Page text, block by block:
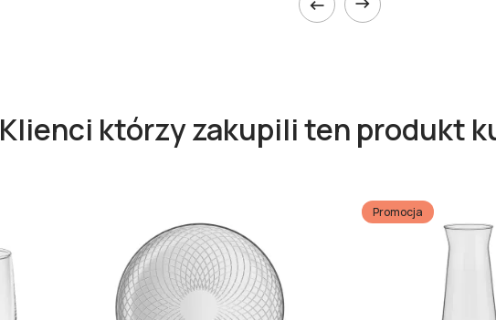
 
Klienci którzy zakupili ten produkt
Promocja